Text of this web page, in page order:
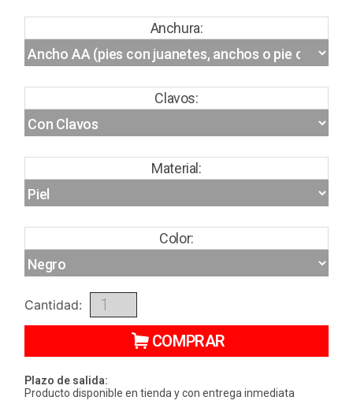
Anchura:
Clavos:
Material:
Color:
Cantidad:
COMPRAR
Plazo de salida:
Producto disponible en tienda y con entrega inmediata